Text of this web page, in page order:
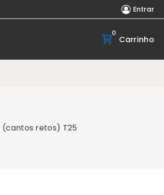
Entrar
0
Carrinho
(cantos retos) T25